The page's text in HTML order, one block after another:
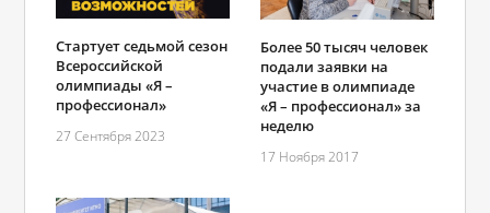
Стартует седьмой сезон
Всероссийской
олимпиады «Я –
профессионал»
27 Сентября 2023
Более 50 тысяч человек
подали заявки на
участие в олимпиаде
«Я – профессионал» за
неделю
17 Ноября 2017